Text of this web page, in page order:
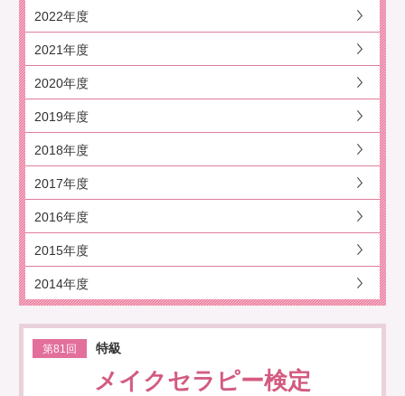
2022年度
2021年度
2020年度
2019年度
2018年度
2017年度
2016年度
2015年度
2014年度
第81回 特級
メイクセラピー検定